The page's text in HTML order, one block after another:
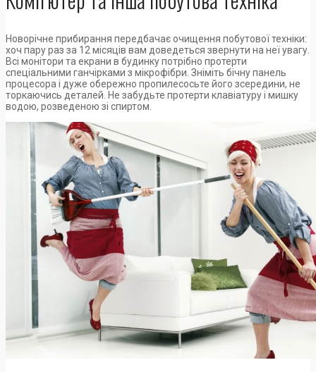
Новорічне прибирання передбачає очищення побутової техніки:
хоч пару раз за 12 місяців вам доведеться звернути на неї увагу.
Всі монітори та екрани в будинку потрібно протерти
спеціальними ганчірками з мікрофібри. Зніміть бічну панель
процесора і дуже обережно пропилесосьте його зсередини, не
торкаючись деталей. Не забудьте протерти клавіатуру і мишку
водою, розведеною зі спиртом.